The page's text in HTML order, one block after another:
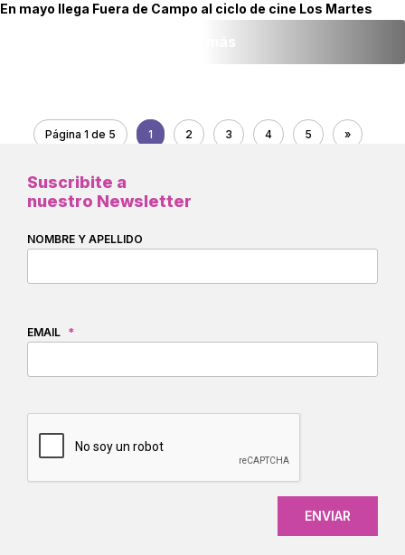
En mayo llega Fuera de Campo al ciclo de cine Los Martes
Página 1 de 5 1 2 3 4 5 »
Suscribite a
nuestro Newsletter
NOMBRE Y APELLIDO
EMAIL *